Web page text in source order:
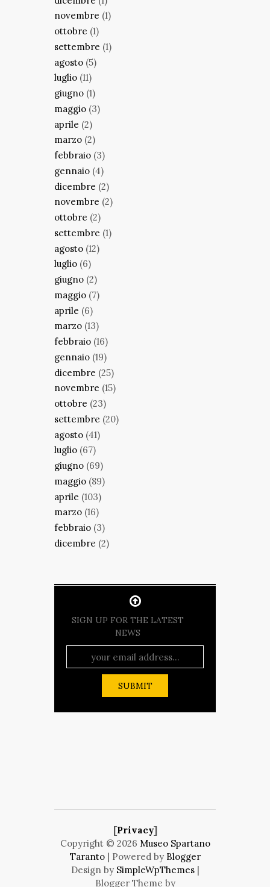
novembre (1)
ottobre (1)
settembre (1)
agosto (5)
luglio (11)
giugno (1)
maggio (3)
aprile (2)
marzo (2)
febbraio (3)
gennaio (4)
dicembre (2)
novembre (2)
ottobre (2)
settembre (1)
agosto (12)
luglio (6)
giugno (2)
maggio (7)
aprile (6)
marzo (13)
febbraio (16)
gennaio (19)
dicembre (25)
novembre (15)
ottobre (23)
settembre (20)
agosto (41)
luglio (67)
giugno (69)
maggio (89)
aprile (103)
marzo (16)
febbraio (3)
dicembre (2)
SIGN UP FOR THE LATEST
NEWS
[Privacy]
Copyright © 2026 Museo Spartano
Taranto
| Powered by Blogger
Design by SimpleWpThemes|
Blogger Theme by